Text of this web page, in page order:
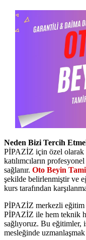
Neden Bizi Tercih
PİPAZİZ için özel olarak
katılımcıların
sağlanır. Oto Beyin
şekilde belirlenmiştir ve
kurs tarafından
PİPAZİZ merkezli
PİPAZİZ ile hem teknik
sağlıyoruz. Bu eğitimler,
mesleğinde